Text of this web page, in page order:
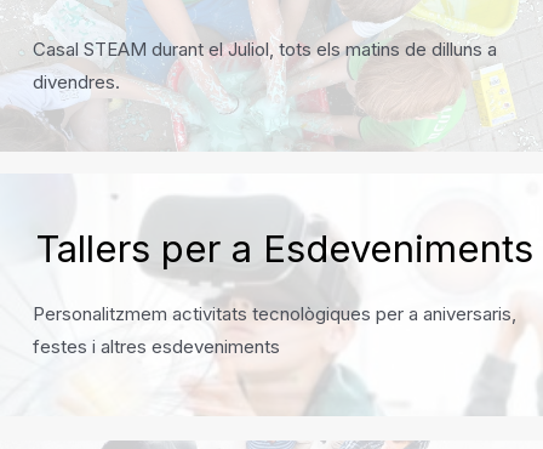
Casal STEAM durant el Juliol, tots els matins de dilluns a
divendres.
Tallers per a Esdeveniments
Personalitzmem activitats tecnològiques per a aniversaris,
festes i altres esdeveniments